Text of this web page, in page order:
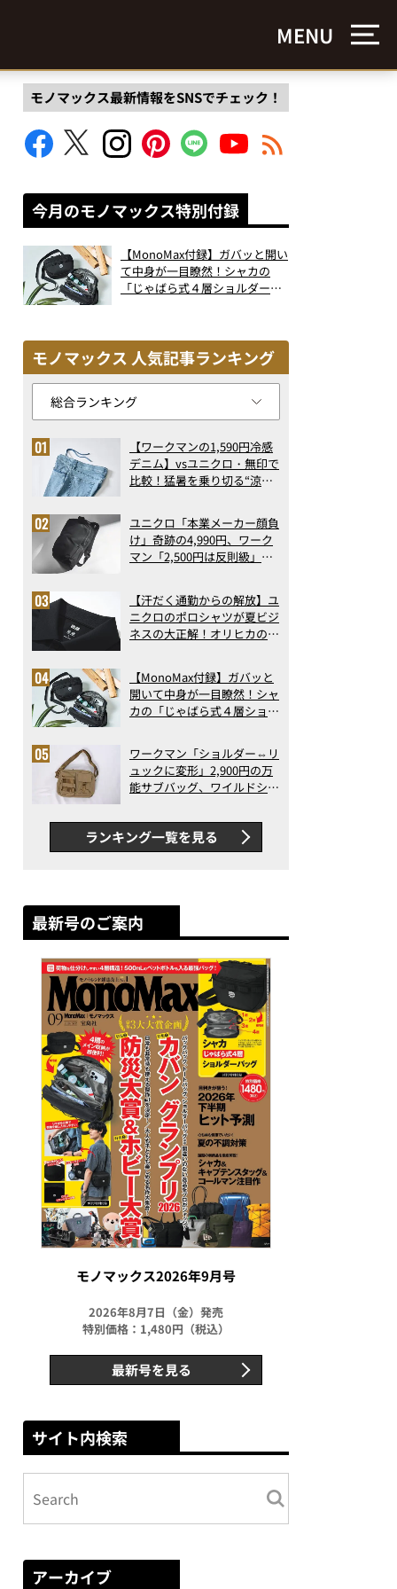
MENU
モノマックス最新情報をSNSでチェック！
今月のモノマックス特別付録
【MonoMax付録】ガバッと開い
て中身が一目瞭然！シャカの
「じゃばら式４層ショルダーバ
モノマックス 人気記事ランキング
【ワークマンの1,590円冷感
デニム】vsユニクロ・無印で
比較！猛暑を乗り切る“涼感
で決定版
ユニクロ「本業メーカー顔負
け」奇跡の4,990円、ワーク
マン「2,500円は反則級」凄
ト3】（2026年6月版）
【汗だく通勤からの解放】ユ
ニクロのポロシャツが夏ビジ
ネスの大正解！オリヒカの透
アの実力
【MonoMax付録】ガバッと
開いて中身が一目瞭然！シャ
カの「じゃばら式４層ショル
った！
ワークマン「ショルダー⇔リ
ュックに変形」2,900円の万
能サブバッグ、ワイルドシン
録…ほか【休日バッグの人気
記事ランキングベスト3】
（2026年6月版）
ランキング一覧を見る
最新号のご案内
モノマックス2026年9月号
2026年8月7日（金）発売
特別価格：1,480円（税込）
最新号を見る
サイト内検索
アーカイブ